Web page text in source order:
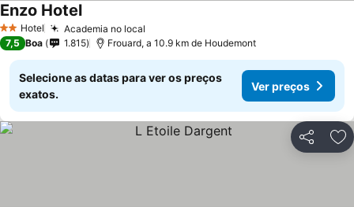
2 Estrelas
Hotel Academia no local
Enzo Hotel
7,5 Boa 1.815 Frouard, a 10.9 km de Houdemont
Selecione as datas para ver os preços
exatos.
Ver preços
Partilhar